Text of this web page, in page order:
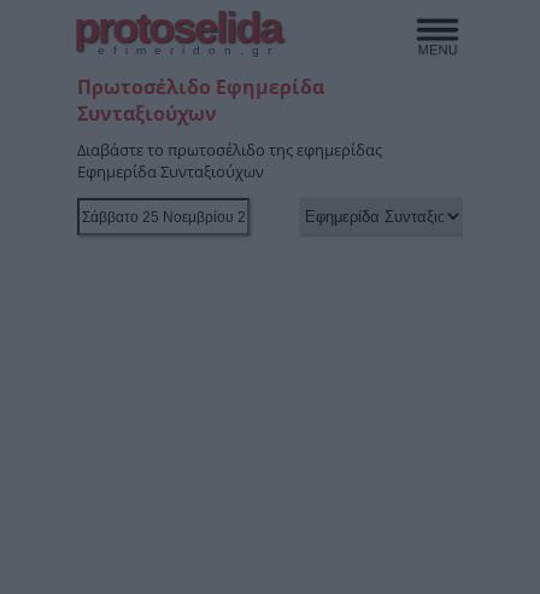
protoselida
efimeridon.gr
Πρωτοσέλιδο Εφημερίδα
Συνταξιούχων
Διαβάστε το πρωτοσέλιδο της εφημερίδας
Εφημερίδα Συνταξιούχων